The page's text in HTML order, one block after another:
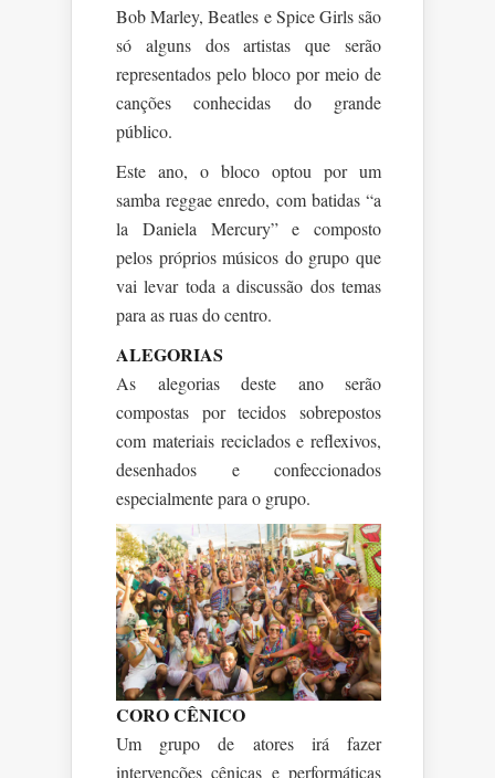
Bob Marley, Beatles e Spice Girls são
só alguns dos artistas que serão
representados pelo bloco por meio de
canções conhecidas do grande
público.
Este ano, o bloco optou por um
samba reggae enredo, com batidas “a
la Daniela Mercury” e composto
pelos próprios músicos do grupo que
vai levar toda a discussão dos temas
para as ruas do centro.
ALEGORIAS
As alegorias deste ano serão
compostas por tecidos sobrepostos
com materiais reciclados e reflexivos,
desenhados e confeccionados
especialmente para o grupo.
CORO CÊNICO
Um grupo de atores irá fazer
intervenções cênicas e performáticas